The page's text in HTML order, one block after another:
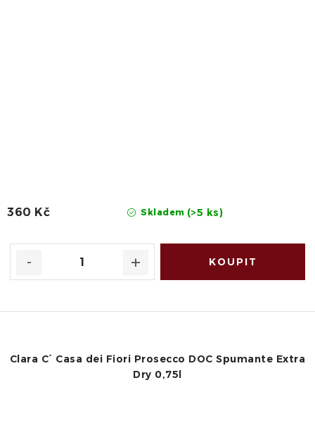
Skladem (>5 ks)
360 Kč
Clara C´ Casa dei Fiori Prosecco DOC Spumante Extra
Dry 0,75l